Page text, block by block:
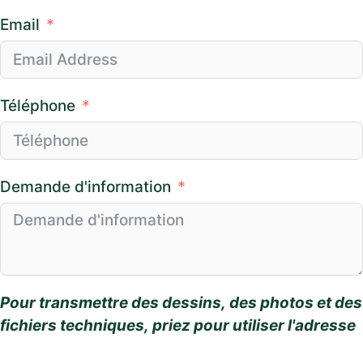
Email
Téléphone
Demande d'information
Pour transmettre des dessins, des photos et des
fichiers techniques, priez pour utiliser l'adresse